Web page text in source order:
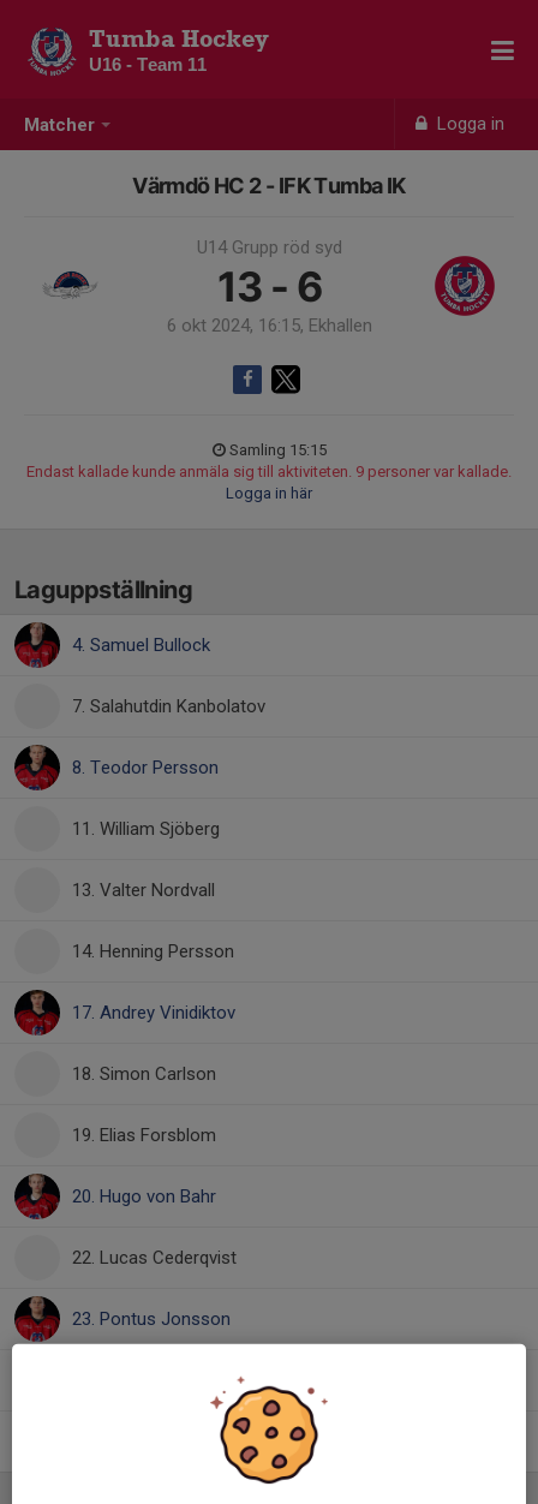
Matcher Logga in
Tumba Hockey
U16 - Team 11
Värmdö HC 2 - IFK Tumba IK
U14 Grupp röd syd
13 - 6
6 okt 2024, 16:15, Ekhallen
Samling 15:15
Endast kallade kunde anmäla sig till aktiviteten. 9 personer var kallade.
Logga in här
Laguppställning
4. Samuel Bullock
7. Salahutdin Kanbolatov
8. Teodor Persson
11. William Sjöberg
13. Valter Nordvall
14. Henning Persson
17. Andrey Vinidiktov
18. Simon Carlson
19. Elias Forsblom
20. Hugo von Bahr
22. Lucas Cederqvist
23. Pontus Jonsson
26. Ludvig Wahlstrand